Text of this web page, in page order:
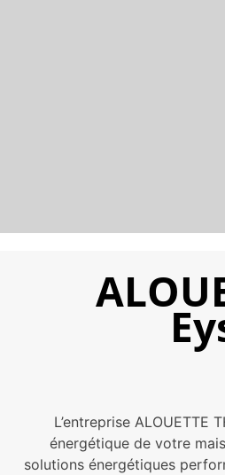
L’entreprise
énergétique de votre
solutions énergétiques